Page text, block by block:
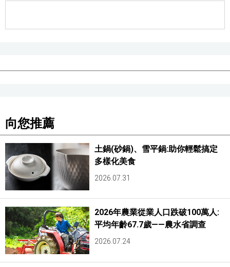
向您推薦
土鍋(砂鍋)、雪平鍋:助你輕鬆搞定
多樣化美食
2026.07.31
2026年農業從業人口跌破100萬人:
平均年齡67.7歲——農水省調查
2026.07.24